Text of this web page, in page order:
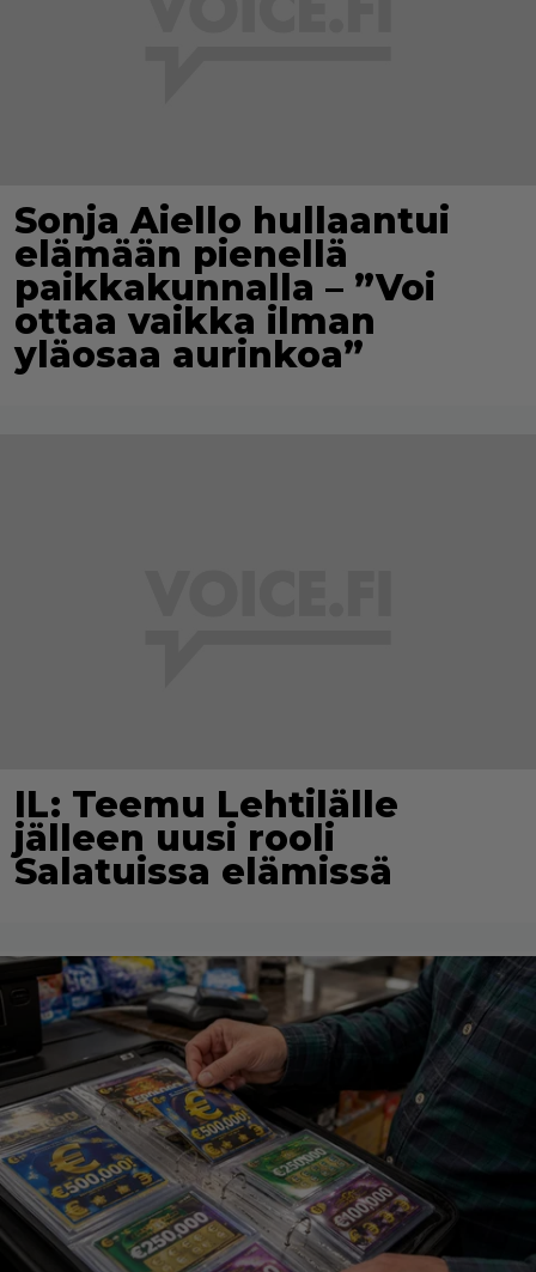
Sonja Aiello hullaantui
elämään pienellä
paikkakunnalla – ”Voi
ottaa vaikka ilman
yläosaa aurinkoa”
IL: Teemu Lehtilälle
jälleen uusi rooli
Salatuissa elämissä